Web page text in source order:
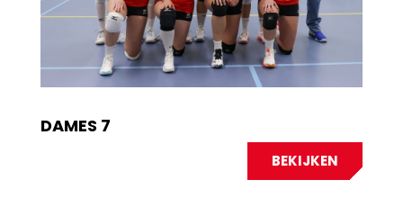
DAMES 7
BEKIJKEN